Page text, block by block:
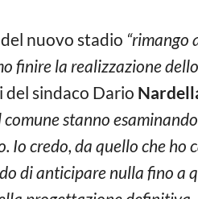
nuovo stadio “rimango
finire la realizzazione
sindaco Dario
stanno
Io credo, da quello che ho
di anticipare nulla fino a